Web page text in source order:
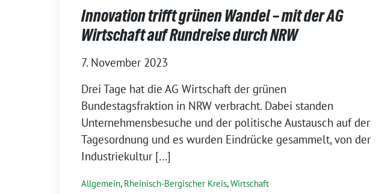
Innovation trifft grünen Wandel – mit der AG
Wirtschaft auf Rundreise durch NRW
7. November 2023
Drei Tage hat die AG Wirtschaft der grünen
Bundestagsfraktion in NRW verbracht. Dabei standen
Unternehmensbesuche und der politische Austausch auf der
Tagesordnung und es wurden Eindrücke gesammelt, von der
Industriekultur […]
Allgemein, Rheinisch-Bergischer Kreis,Wirtschaft